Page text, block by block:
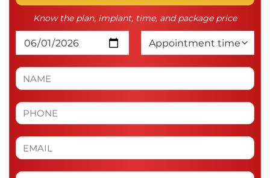
Know the plan, implant, time, and package price